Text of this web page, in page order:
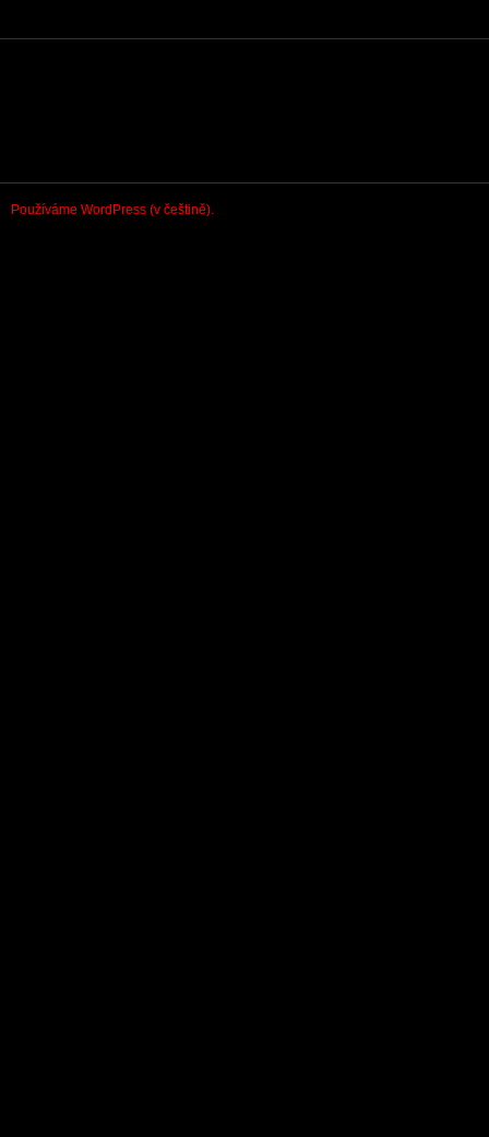
Používáme WordPress (v češtině).